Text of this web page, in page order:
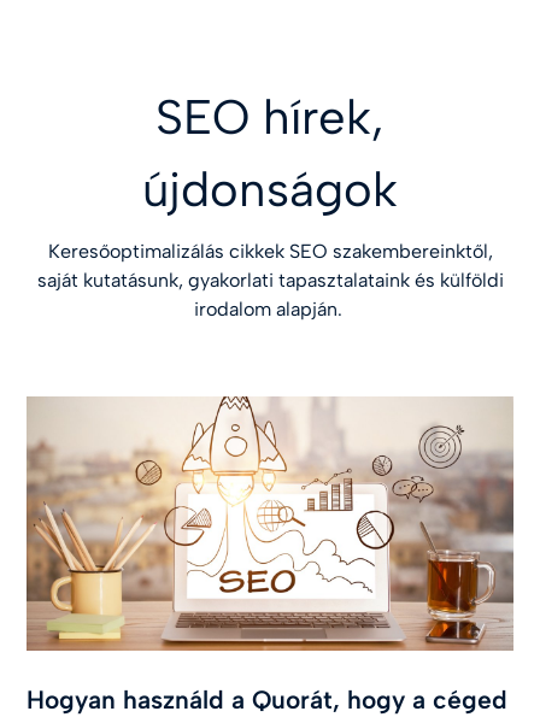
SEO hírek,
újdonságok
Keresőoptimalizálás cikkek SEO szakembereinktől,
saját kutatásunk, gyakorlati tapasztalataink és külföldi
irodalom alapján.
Hogyan használd a Quorát, hogy a céged